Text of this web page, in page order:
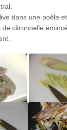
dans une poêle
de citronnelle